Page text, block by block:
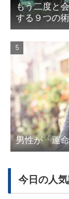
もう二度と
する９つの術
男性が「運
今日の人